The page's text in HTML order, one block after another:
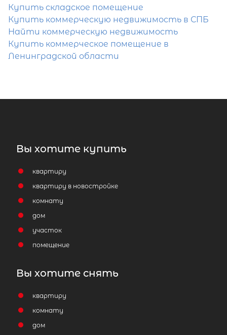
Купить складское помещение
Купить коммерческую недвижимость в СПБ
Найти коммерческую недвижимость
Купить коммерческое помещение в
Ленинградской области
Вы хотите купить
квартиру
квартиру в новостройке
комнату
дом
участок
помещение
Вы хотите снять
квартиру
комнату
дом